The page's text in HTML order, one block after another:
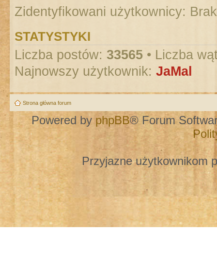
Zidentyfikowani użytkownicy:
STATYSTYKI
Liczba postów: 33565 • Liczba
Najnowszy użytkownik: JaMal
Strona główna forum
Powered by phpBB® Forum
Przyjazne użytkownikom